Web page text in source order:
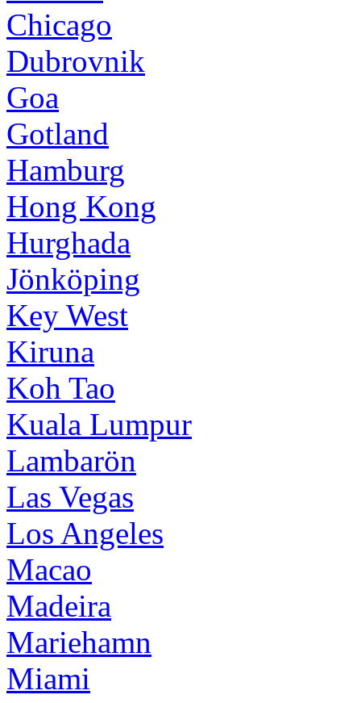
Chicago
Dubrovnik
Goa
Gotland
Hamburg
Hong Kong
Hurghada
Jönköping
Key West
Kiruna
Koh Tao
Kuala Lumpur
Lambarön
Las Vegas
Los Angeles
Macao
Madeira
Mariehamn
Miami